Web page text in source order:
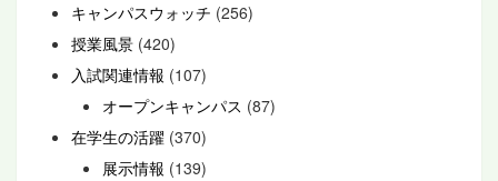
キャンパスウォッチ (256)
授業風景 (420)
入試関連情報 (107)
オープンキャンパス (87)
在学生の活躍 (370)
展示情報 (139)